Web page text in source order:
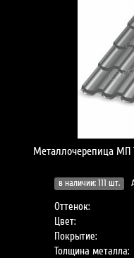
Металлочерепица МП
в наличии: 111 шт.
Оттенок:
Цвет:
Покрытие:
Толщина металла: